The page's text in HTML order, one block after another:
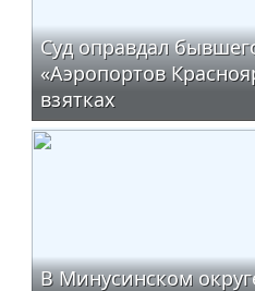
Суд оправдал
«Аэропортов
взятках
В Минусинском